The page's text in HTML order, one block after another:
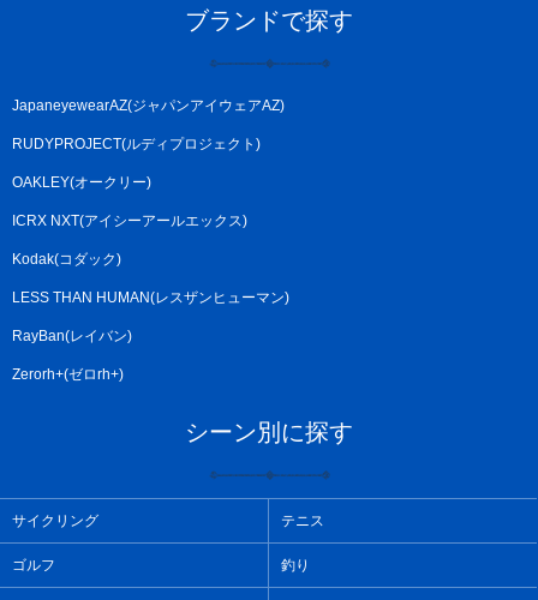
ブランドで探す
JapaneyewearAZ(ジャパンアイウェアAZ)
RUDYPROJECT(ルディプロジェクト)
OAKLEY(オークリー)
ICRX NXT(アイシーアールエックス)
Kodak(コダック)
LESS THAN HUMAN(レスザンヒューマン)
RayBan(レイバン)
Zerorh+(ゼロrh+)
シーン別に探す
サイクリング
ゴルフ
テニス
釣り